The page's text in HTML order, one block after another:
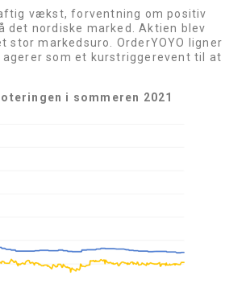
vækst, forventning om positiv
det nordiske marked. Aktien blev
markedsuro. OrderYOYO ligner
som et kurstriggerevent til at
i sommeren 2021